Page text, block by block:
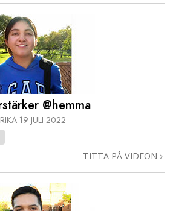
@hemma
19 JULI 2022
TITTA PÅ VIDEON